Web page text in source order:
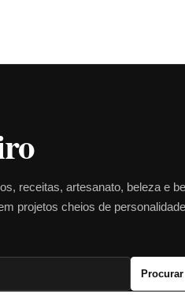
receitas, artesanato, beleza e
projetos cheios de
Procurar